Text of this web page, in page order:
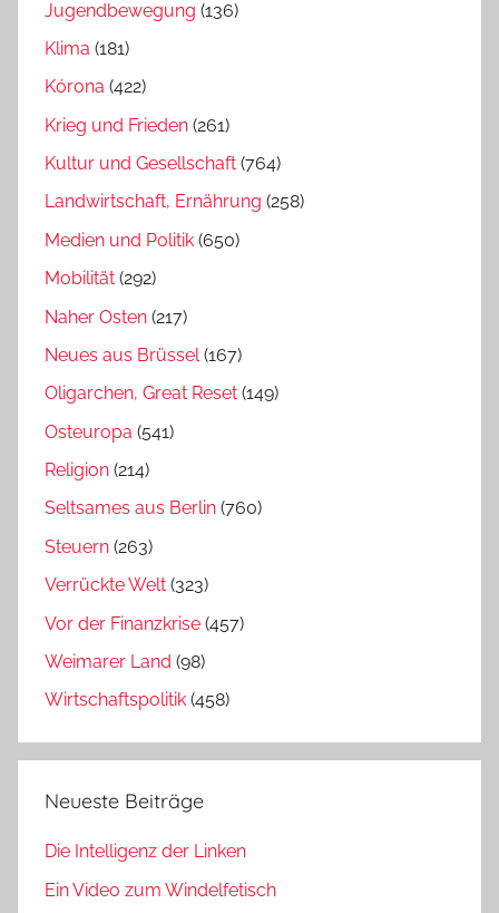
Jugendbewegung (136)
Klima (181)
Kórona (422)
Krieg und Frieden (261)
Kultur und Gesellschaft (764)
Landwirtschaft, Ernährung (258)
Medien und Politik (650)
Mobilität (292)
Naher Osten (217)
Neues aus Brüssel(167)
Oligarchen, Great Reset (149)
Osteuropa (541)
Religion (214)
Seltsames aus Berlin (760)
Steuern (263)
Verrückte Welt (323)
Vor der Finanzkrise (457)
Weimarer Land (98)
Wirtschaftspolitik (458)
Neueste Beiträge
Die Intelligenz der Linken
Ein Video zum Windelfetisch